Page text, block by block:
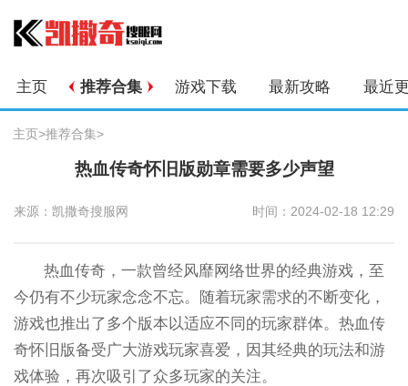
主页 推荐合集 游戏下载 最新攻略 最近
主页>推荐合集>
热血传奇怀旧版勋章需要多少声望
来源：凯撒奇搜服网 时间：2024-02-18 12:29
热血传奇，一款曾经风靡网络世界的经典游戏，至
今仍有不少玩家念念不忘。随着玩家需求的不断变化，
游戏也推出了多个版本以适应不同的玩家群体。热血传
奇怀旧版备受广大游戏玩家喜爱，因其经典的玩法和游
戏体验，再次吸引了众多玩家的关注。